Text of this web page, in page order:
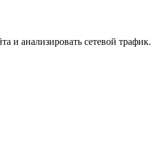
и анализировать сетевой трафик.